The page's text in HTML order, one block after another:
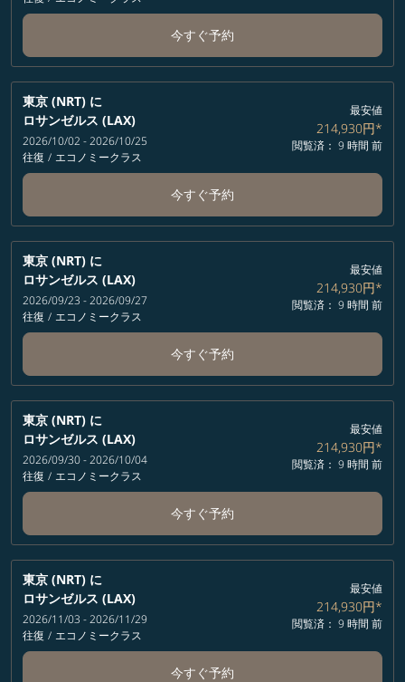
今すぐ予約
東京 (NRT) に
ロサンゼルス (LAX)
2026/10/02 - 2026/10/25
往復 / エコノミークラス
最安値
214,930円*
閲覧済： 9 時間 前
今すぐ予約
東京 (NRT) に
ロサンゼルス (LAX)
2026/09/23 - 2026/09/27
往復 / エコノミークラス
最安値
214,930円*
閲覧済： 9 時間 前
今すぐ予約
東京 (NRT) に
ロサンゼルス (LAX)
2026/09/30 - 2026/10/04
往復 / エコノミークラス
最安値
214,930円*
閲覧済： 9 時間 前
今すぐ予約
東京 (NRT) に
ロサンゼルス (LAX)
2026/11/03 - 2026/11/29
往復 / エコノミークラス
最安値
214,930円*
閲覧済： 9 時間 前
今すぐ予約